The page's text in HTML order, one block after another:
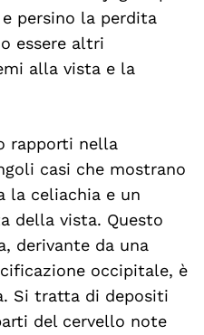
persino la perdita
essere altri
alla vista e la
rapporti nella
casi che mostrano
la celiachia e un
della vista. Questo
derivante da una
occipitale, è
Si tratta di depositi
del cervello note